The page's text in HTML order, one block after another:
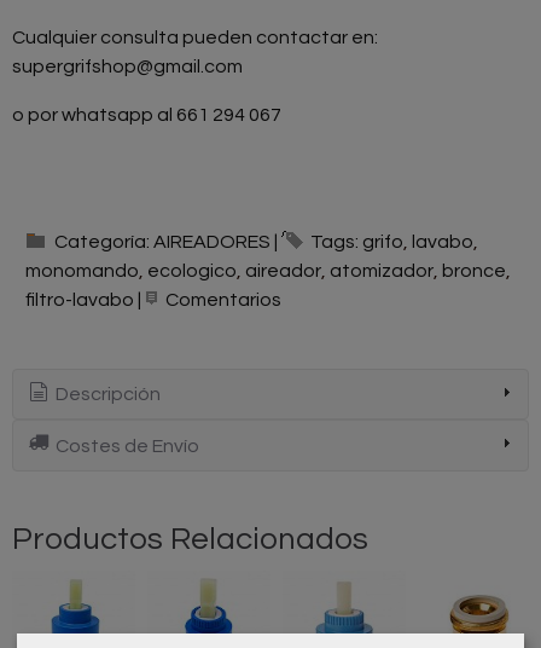
Cualquier consulta pueden contactar en:
supergrifshop@gmail.com
o por whatsapp al 661 294 067
Categoría: AIREADORES Tags: grifo
lavabo
monomando ecologico aireador atomizador bronce
filtro-lavabo
Comentarios
Descripción
Costes de Envío
Productos Relacionados